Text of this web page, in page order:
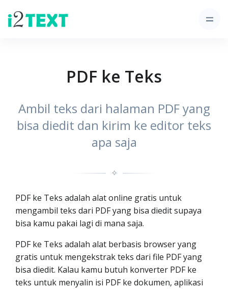
PDF ke Teks
Ambil teks dari halaman PDF yang
bisa diedit dan kirim ke editor teks
apa saja
✧
PDF ke Teks adalah alat online gratis untuk
mengambil teks dari PDF yang bisa diedit supaya
bisa kamu pakai lagi di mana saja.
PDF ke Teks adalah alat berbasis browser yang
gratis untuk mengekstrak teks dari file PDF yang
bisa diedit. Kalau kamu butuh konverter PDF ke
teks untuk menyalin isi PDF ke dokumen, aplikasi